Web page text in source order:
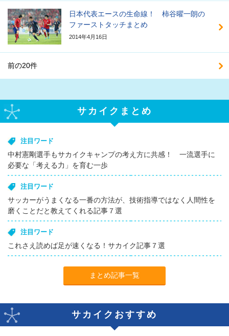
日本代表エースの生命線！ 柿谷曜一朗の
ファーストタッチまとめ
2014年4月16日
前の20件
サカイクまとめ
注目ワード
中村憲剛選手もサカイクキャンプの考え方に共感！ 一流選手に
必要な「考える力」を育む一歩
注目ワード
サッカーがうまくなる一番の方法が、技術指導ではなく人間性を
磨くことだと教えてくれる記事７選
注目ワード
これさえ読めば足が速くなる！サカイク記事７選
まとめ記事一覧
サカイクおすすめ